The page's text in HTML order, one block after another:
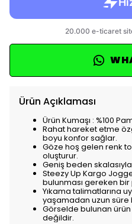
Ürün Açıklaması
Ürün Kumaşı : %100
Rahat hareket etme
boyu konfor sağlar.
Göze hoş gelen renk
oluşturur.
Geniş beden
Steezy Up Kargo
bulunması gereken bir
Yıkama talimatlarına
yaşamadan uzun süre
Görselde bulunan
değildir.